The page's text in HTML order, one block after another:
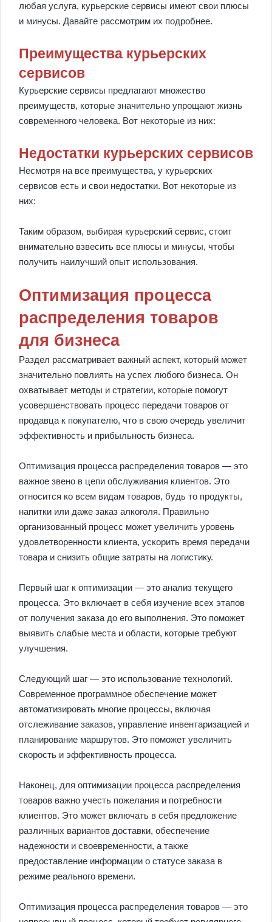
любая услуга, курьерские сервисы имеют свои плюсы
и минусы. Давайте рассмотрим их подробнее.
Преимущества курьерских
сервисов
Курьерские сервисы предлагают множество
преимуществ, которые значительно упрощают жизнь
современного человека. Вот некоторые из них:
Недостатки курьерских сервисов
Несмотря на все преимущества, у курьерских
сервисов есть и свои недостатки. Вот некоторые из
них:
Таким образом, выбирая курьерский сервис, стоит
внимательно взвесить все плюсы и минусы, чтобы
получить наилучший опыт использования.
Оптимизация процесса
распределения товаров
для бизнеса
Раздел рассматривает важный аспект, который может
значительно повлиять на успех любого бизнеса. Он
охватывает методы и стратегии, которые помогут
усовершенствовать процесс передачи товаров от
продавца к покупателю, что в свою очередь увеличит
эффективность и прибыльность бизнеса.
Оптимизация процесса распределения товаров — это
важное звено в цепи обслуживания клиентов. Это
относится ко всем видам товаров, будь то продукты,
напитки или даже заказ алкоголя. Правильно
организованный процесс может увеличить уровень
удовлетворенности клиента, ускорить время передачи
товара и снизить общие затраты на логистику.
Первый шаг к оптимизации — это анализ текущего
процесса. Это включает в себя изучение всех этапов
от получения заказа до его выполнения. Это поможет
выявить слабые места и области, которые требуют
улучшения.
Следующий шаг — это использование технологий.
Современное программное обеспечение может
автоматизировать многие процессы, включая
отслеживание заказов, управление инвентаризацией и
планирование маршрутов. Это поможет увеличить
скорость и эффективность процесса.
Наконец, для оптимизации процесса распределения
товаров важно учесть пожелания и потребности
клиентов. Это может включать в себя предложение
различных вариантов доставки, обеспечение
надежности и своевременности, а также
предоставление информации о статусе заказа в
режиме реального времени.
Оптимизация процесса распределения товаров — это